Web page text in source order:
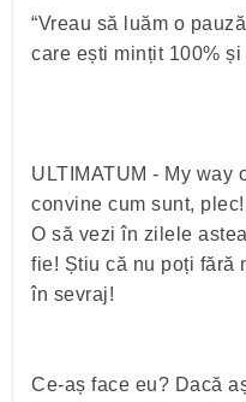
“Vreau să luăm o
care ești mințit 100%
ULTIMATUM - My way
convine cum sunt,
O să vezi în zilele
fie! Știu că nu poți fără
în sevraj!
Ce-aș face eu? Dacă